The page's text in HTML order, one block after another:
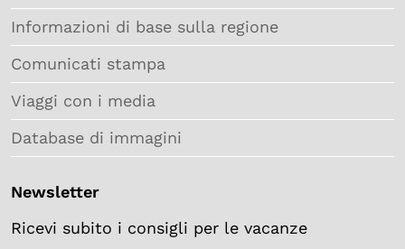
Informazioni di base sulla regione
Comunicati stampa
Viaggi con i media
Database di immagini
Newsletter
Ricevi subito i consigli per le vacanze